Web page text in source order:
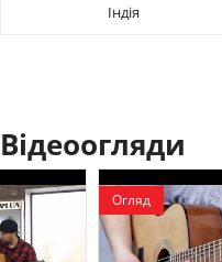
Індія
Відеоогляди
Огляд